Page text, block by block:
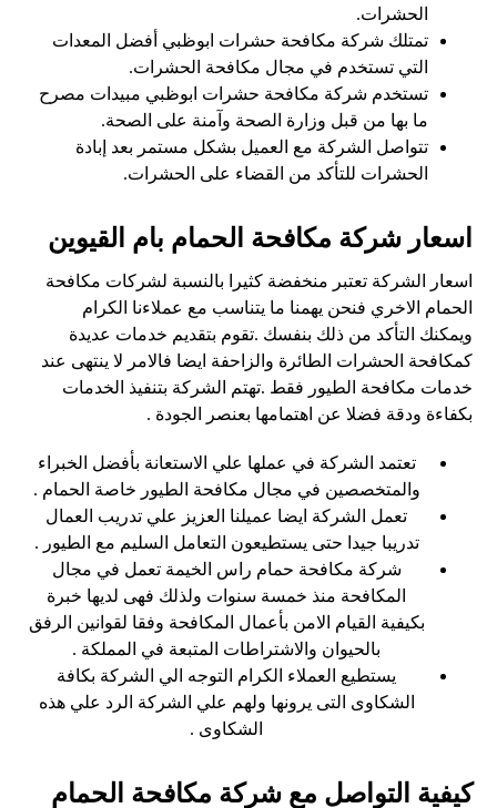
الحشرات.
تمتلك شركة مكافحة حشرات ابوظبي أفضل المعدات
التي تستخدم في مجال مكافحة الحشرات.
تستخدم شركة مكافحة حشرات ابوظبي مبيدات مصرح
ما بها من قبل وزارة الصحة وآمنة على الصحة.
تتواصل الشركة مع العميل بشكل مستمر بعد إبادة
الحشرات للتأكد من القضاء على الحشرات.
اسعار شركة مكافحة الحمام بام القيوين
اسعار الشركة تعتبر منخفضة كثيرا بالنسبة لشركات مكافحة
الحمام الاخري فنحن يهمنا ما يتناسب مع عملاءنا الكرام
ويمكنك التأكد من ذلك بنفسك .تقوم بتقديم خدمات عديدة
كمكافحة الحشرات الطائرة والزاحفة ايضا فالامر لا ينتهى عند
خدمات مكافحة الطيور فقط .تهتم الشركة بتنفيذ الخدمات
بكفاءة ودقة فضلا عن اهتمامها بعنصر الجودة .
تعتمد الشركة في عملها علي الاستعانة بأفضل الخبراء
والمتخصصين في مجال مكافحة الطيور خاصة الحمام .
تعمل الشركة ايضا عميلنا العزيز علي تدريب العمال
تدريبا جيدا حتى يستطيعون التعامل السليم مع الطيور .
شركة مكافحة حمام راس الخيمة تعمل في مجال
المكافحة منذ خمسة سنوات ولذلك فهى لديها خبرة
بكيفية القيام الامن بأعمال المكافحة وفقا لقوانين الرفق
بالحيوان والاشتراطات المتبعة في المملكة .
يستطيع العملاء الكرام التوجه الي الشركة بكافة
الشكاوى التى يرونها ولهم علي الشركة الرد علي هذه
الشكاوى .
كيفية التواصل مع شركة مكافحة الحمام